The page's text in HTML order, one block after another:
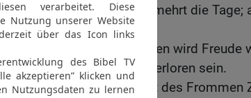
27 Die Furcht des HERRN mehrt die Tage;
Gottlosen werden verkürzt.
Das Warten der Gerechten wird Freude
Gottlosen Hoffnung wird verloren sein.
29 Der Weg des HERRN ist des Frommen